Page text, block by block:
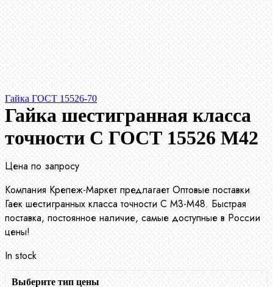
Гайка ГОСТ 15526-70
Гайка шестигранная класса
точности С ГОСТ 15526 М42
Цена по запросу
Компания Крепеж-Маркет предлагает Оптовые поставки
Гаек шестигранных класса точности С М3-М48. Быстрая
поставка, постоянное наличие, самые доступные в России
цены!
In stock
Выберите тип цены